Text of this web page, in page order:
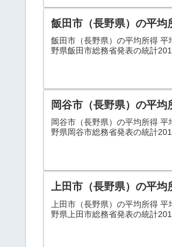
飯田市（長野県）の平均
飯田市（長野県）の平均所得
野県飯田市総務省発表の統計
岡谷市（長野県）の平均
岡谷市（長野県）の平均所得
野県岡谷市総務省発表の統計
上田市（長野県）の平均
上田市（長野県）の平均所得
野県上田市総務省発表の統計